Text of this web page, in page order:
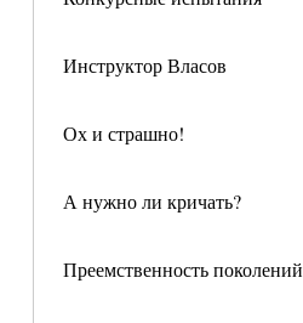
Инструктор Власов
Ох и страшно!
А нужно ли кричать?
Преемственность поколений